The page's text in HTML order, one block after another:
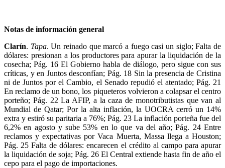
Notas de información general
Clarín. Tapa. Un reinado que marcó a fuego casi un siglo; Falta de
dólares: presionan a los productores para apurar la liquidación de la
cosecha; Pág. 16 El Gobierno habla de diálogo, pero sigue con sus
críticas, y en Juntos desconfían; Pág. 18 Sin la presencia de Cristina
ni de Juntos por el Cambio, el Senado repudió el atentado; Pág. 21
En reclamo de un bono, los piqueteros volvieron a colapsar el centro
porteño; Pág. 22 La AFIP, a la caza de monotributistas que van al
Mundial de Qatar; Por la alta inflación, la UOCRA cerró un 14%
extra y estiró su paritaria a 76%; Pág. 23 La inflación porteña fue del
6,2% en agosto y sube 53% en lo que va del año; Pág. 24 Entre
reclamos y expectativas por Vaca Muerta, Massa llega a Houston;
Pág. 25 Falta de dólares: encarecen el crédito al campo para apurar
la liquidación de soja; Pág. 26 El Central extiende hasta fin de año el
cepo para el pago de importaciones.